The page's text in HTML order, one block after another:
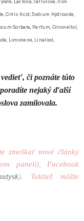
Lactose, Cellulose, Iron
Citric Acid, Sodium Hydroxide,
Sorbate, Parfum, Citronellol,
Limonene, Linalool,
či poznáte túto
nejaký ďalší
zamilovala.
zmeškať nové články
paneli), Facebook
). Taktiež môžte